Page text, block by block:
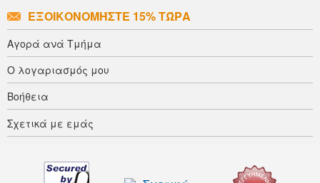
ΕΞΟΙΚΟΝΟΜΉΣΤΕ 15% ΤΏΡΑ
Αγορά ανά Τμήμα
Ο λογαριασμός μου
Βοήθεια
Σχετικά με εμάς